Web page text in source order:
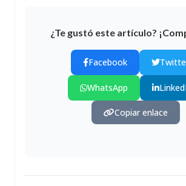
¿Te gustó este artículo?
Facebook
WhatsApp
Copiar enlace